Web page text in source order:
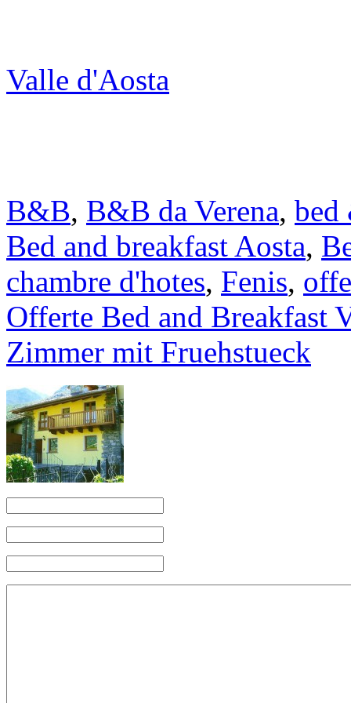
Valle d'Aosta
B&B, B&B da Verena, bed
Bed and breakfast Aosta,
chambre d'hotes, Fenis,
Offerte Bed and Breakfast
Zimmer mit Fruehstueck